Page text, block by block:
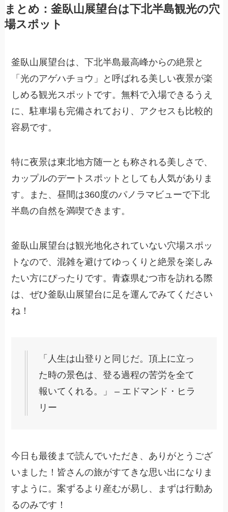
まとめ：釜臥山展望台は下北半島観光の穴
場スポット
釜臥山展望台は、下北半島最高峰からの絶景と
「光のアゲハチョウ」と呼ばれる美しい夜景が楽
しめる観光スポットです。無料で入場できるうえ
に、駐車場も完備されており、アクセスも比較的
容易です。
特に夜景は東北地方随一とも称される美しさで、
カップルのデートスポットとしても人気がありま
す。また、昼間は360度のパノラマビューで下北
半島の自然を満喫できます。
釜臥山展望台は観光地化されていない穴場スポッ
トなので、混雑を避けてゆっくりと絶景を楽しみ
たい方にぴったりです。青森県むつ市を訪れる際
は、ぜひ釜臥山展望台に足を運んでみてください
ね！
「人生は山登りと同じだ。頂上に立っ
た時の景色は、登る過程の苦労を全て
報いてくれる。」 – エドマンド・ヒラ
リー
今日も最後まで読んでいただき、ありがとうござ
いました！皆さんの旅がすてきな思い出になりま
すように。案ずるより産むが易し、まずは行動あ
るのみです！